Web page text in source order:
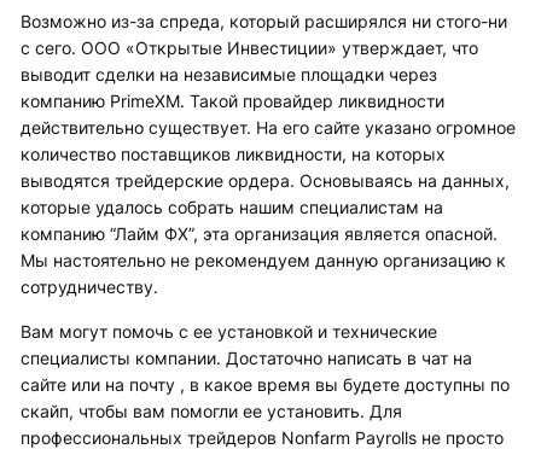
Возможно из-за спреда, который расширялся ни стого-ни
с сего. ООО «Открытые Инвестиции» утверждает, что
выводит сделки на независимые площадки через
компанию PrimeXM. Такой провайдер ликвидности
действительно существует. На его сайте указано огромное
количество поставщиков ликвидности, на которых
выводятся трейдерские ордера. Основываясь на данных,
которые удалось собрать нашим специалистам на
компанию “Лайм ФХ”, эта организация является опасной.
Мы настоятельно не рекомендуем данную организацию к
сотрудничеству.
Вам могут помочь с ее установкой и технические
специалисты компании. Достаточно написать в чат на
сайте или на почту , в какое время вы будете доступны по
скайп, чтобы вам помогли ее установить. Для
профессиональных трейдеров Nonfarm Payrolls не просто